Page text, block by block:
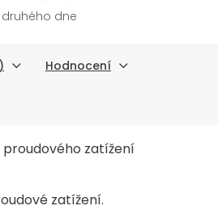
dne
Hodnocení
zatížení
zatížení.